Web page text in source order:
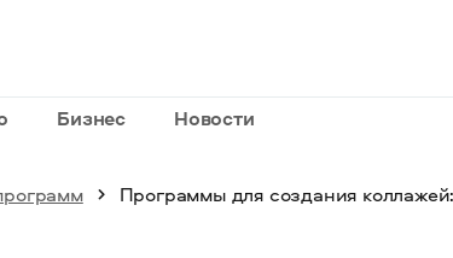
Бизнес Новости
Программы для создания